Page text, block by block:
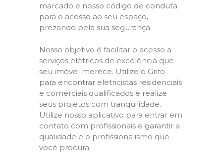
marcado e nosso código de conduta
para o acesso ao seu espaço,
prezando pela sua segurança.
Nosso objetivo é facilitar o acesso a
serviços elétricos de excelência que
seu imóvel merece. Utilize o Grifo
para encontrar eletricistas residenciais
e comerciais qualificados e realize
seus projetos com tranquilidade.
Utilize nosso aplicativo para entrar em
contato com profissionais e garantir a
qualidade e o profissionalismo que
você procura.